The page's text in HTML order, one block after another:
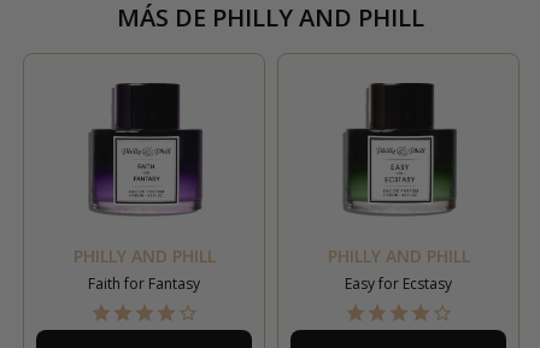
MÁS DE PHILLY AND PHILL
PHILLY AND PHILL
Faith for Fantasy
PHILLY AND PHILL
Easy for Ecstasy